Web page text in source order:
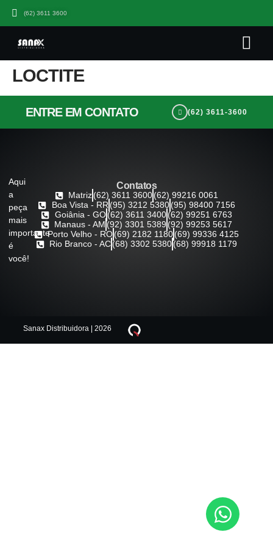
(62) 3611 3600
LOCTITE
ENTRE EM CONTATO (62) 3611-3600
Aqui
a
peça
mais
importante
é
você!
Contatos
Matriz(62) 3611 3600(62) 99216 0061
Boa Vista - RR (95) 3212 5380 (95) 98400 7156
Goiânia - GO (62) 3611 3400 (62) 99251 6763
Manaus - AM (92) 3301 5389 (92) 99253 5617
Porto Velho - RO(69) 2182 1180(69) 99336 4125
Rio Branco - AC(68) 3302 5380(68) 99918 1179
Sanax Distribuidora | 2026